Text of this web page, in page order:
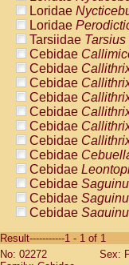
Loridae
Loridae
Tarsiidae Tarsius
Cebidae
Cebidae
Cebidae
Cebidae
Cebidae
Cebidae
Cebidae
Cebidae
Cebidae
Cebidae
Cebidae
Cebidae
Cebidae
Cebidae
Result-----------1 - 1 of 1
No: 02272
Sex: